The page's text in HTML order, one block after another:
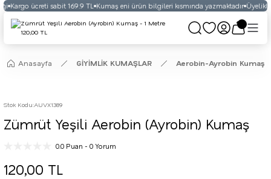
Kargo ücreti sabit 169.9 TL Kumaş eni ürün bilgileri kısmında yazmaktadır Üyelikli
Anasayfa GİYİMLİK KUMAŞLAR Aerobin-Ayrobin Kumaş
Stok Kodu:AUVX1389
Zümrüt Yeşili Aerobin (Ayrobin) Kumaş
0.0 Puan - 0 Yorum
120,00 TL